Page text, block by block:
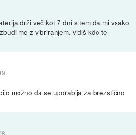
drži več kot 7 dni s tem da mi vsako
me z vibriranjem. vidiš kdo te
možno da se uporablja za brezstično